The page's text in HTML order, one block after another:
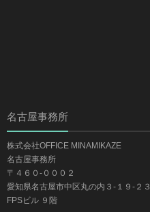
名古屋事務所
株式会社OFFICE MINAMIKAZE
名古屋事務所
〒４６０-０００２
愛知県名古屋市中区丸の内３-１９-２３
FPSビル ９階